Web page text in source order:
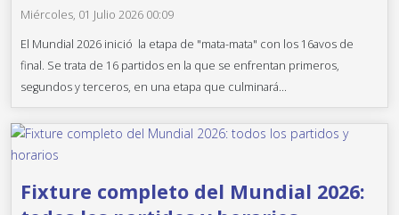
Miércoles, 01 Julio 2026 00:09
El Mundial 2026 inició la etapa de "mata-mata" con los 16avos de
final. Se trata de 16 partidos en la que se enfrentan primeros,
segundos y terceros, en una etapa que culminará...
Fixture completo del Mundial 2026: